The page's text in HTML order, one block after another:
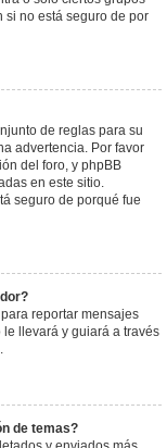
si no está seguro de por
de reglas para su
advertencia. Por favor
del foro, y phpBB
en este sitio.
seguro de porqué fue
reportar mensajes
llevará y guiará a través
de temas?